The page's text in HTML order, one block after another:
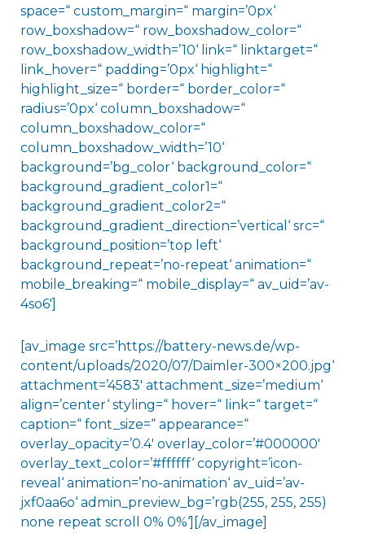
space=“ custom_margin=“ margin=’0px‘
row_boxshadow=“ row_boxshadow_color=“
row_boxshadow_width=’10‘ link=“ linktarget=“
link_hover=“ padding=’0px‘ highlight=“
highlight_size=“ border=“ border_color=“
radius=’0px‘ column_boxshadow=“
column_boxshadow_color=“
column_boxshadow_width=’10‘
background=’bg_color‘ background_color=“
background_gradient_color1=“
background_gradient_color2=“
background_gradient_direction=’vertical‘ src=“
background_position=’top left‘
background_repeat=’no-repeat‘ animation=“
mobile_breaking=“ mobile_display=“ av_uid=’av-
4so6′]
[av_image src=’https://battery-news.de/wp-
content/uploads/2020/07/Daimler-300×200.jpg‘
attachment=’4583′ attachment_size=’medium‘
align=’center‘ styling=“ hover=“ link=“ target=“
caption=“ font_size=“ appearance=“
overlay_opacity=’0.4′ overlay_color=’#000000′
overlay_text_color=’#ffffff‘ copyright=’icon-
reveal‘ animation=’no-animation‘ av_uid=’av-
jxf0aa6o‘ admin_preview_bg=’rgb(255, 255, 255)
none repeat scroll 0% 0%‘][/av_image]